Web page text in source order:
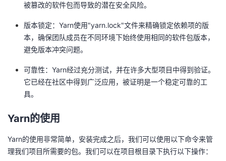
被篡改的软件包而导致的潜在安全风险。
版本锁定：Yarn使用"yarn.lock"文件来精确锁定依赖项的版
本，确保团队成员在不同环境下始终使用相同的软件包版本，
避免版本冲突问题。
可靠性：Yarn经过充分测试，并在许多大型项目中得到验证。
它已经在社区中得到广泛应用，被证明是一个稳定可靠的工
具。
Yarn的使用
Yarn的使用非常简单，安装完成之后，我们可以使用以下命令来管
理我们项目所需要的包。我们可以在项目根目录下执行以下操作：